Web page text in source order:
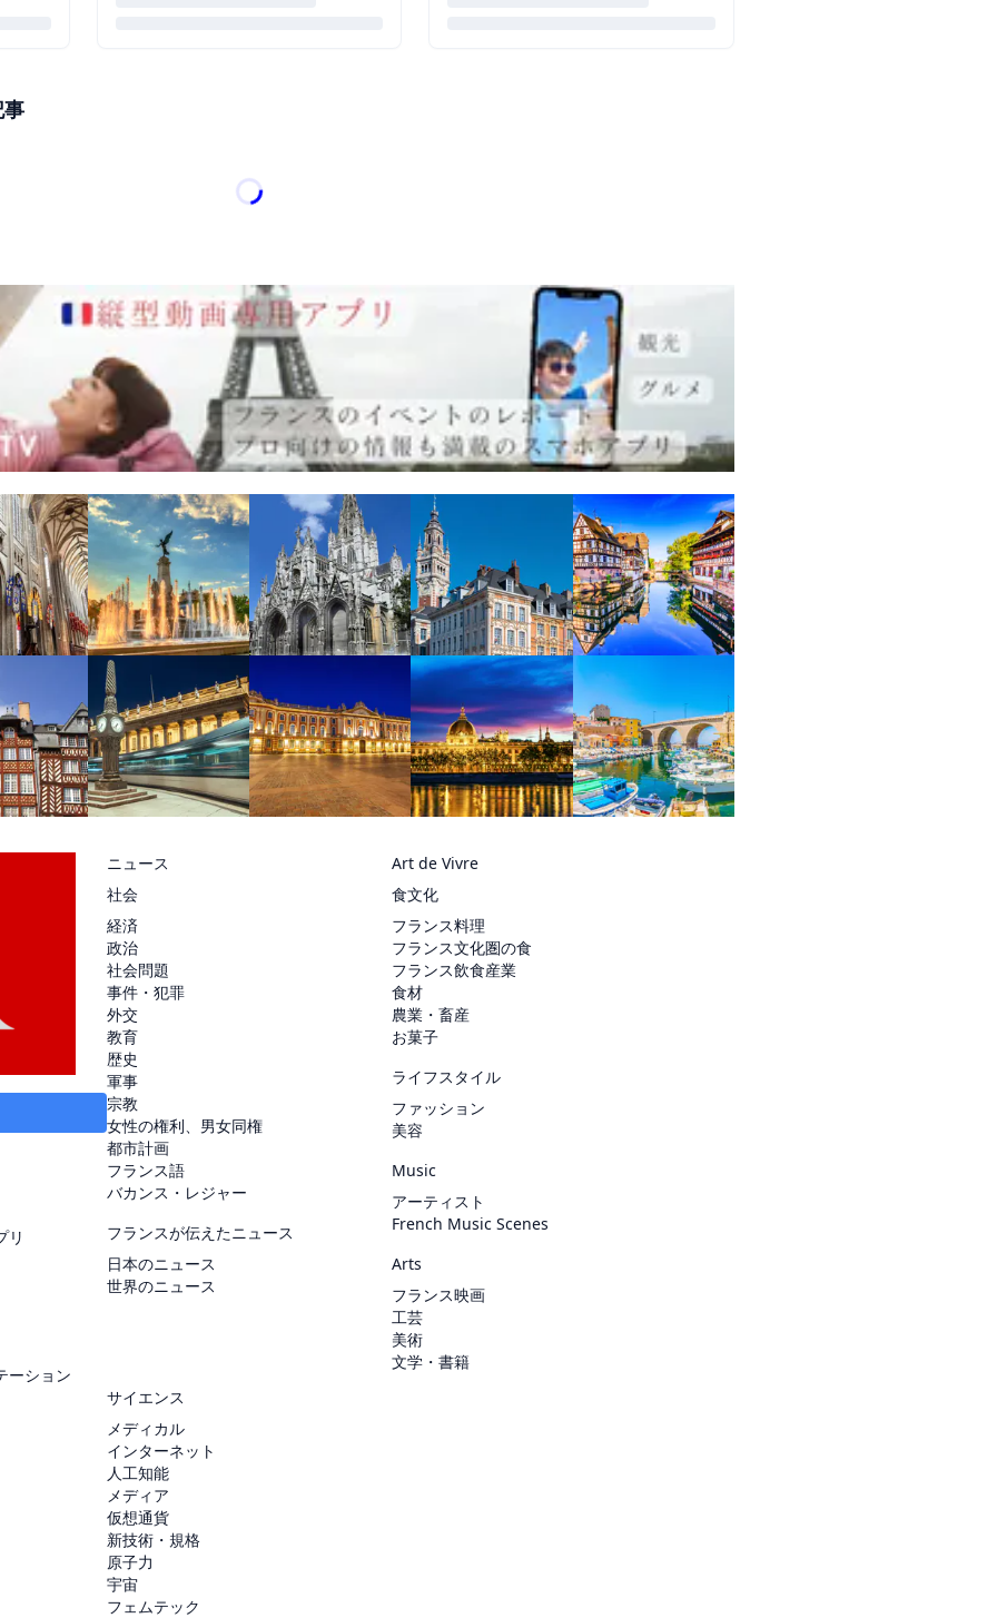
リ
ーション
ニュース
社会
経済
政治
社会問題
事件・犯罪
外交
教育
歴史
軍事
宗教
女性の権利、男女同権
都市計画
フランス語
バカンス・レジャー
フランスが伝えたニュース
日本のニュース
世界のニュース
Art de Vivre
食文化
フランス料理
フランス文化圏の食
フランス飲食産業
食材
農業・畜産
お菓子
ライフスタイル
ファッション
美容
Music
アーティスト
French Music Scenes
Arts
フランス映画
工芸
美術
文学・書籍
サイエンス
メディカル
インターネット
人工知能
メディア
仮想通貨
新技術・規格
原子力
宇宙
フェムテック